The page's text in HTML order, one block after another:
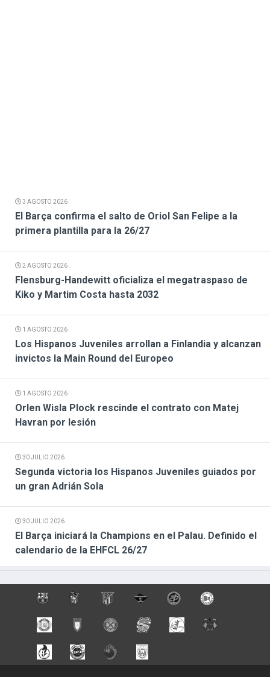
3 AGOSTO 2026
El Barça confirma el salto de Oriol San Felipe a la
primera plantilla para la 26/27
2 AGOSTO 2026
Flensburg-Handewitt oficializa el megatraspaso de
Kiko y Martim Costa hasta 2032
1 AGOSTO 2026
Los Hispanos Juveniles arrollan a Finlandia y alcanzan
invictos la Main Round del Europeo
1 AGOSTO 2026
Orlen Wisla Plock rescinde el contrato con Matej
Havran por lesión
30 JULIO 2026
Segunda victoria los Hispanos Juveniles guiados por
un gran Adrián Sola
30 JULIO 2026
El Barça iniciará la Champions en el Palau. Definido el
calendario de la EHFCL 26/27